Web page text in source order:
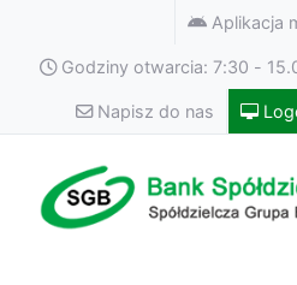
Aplikacja
Godziny otwarcia: 7:30 -
Napisz do nas